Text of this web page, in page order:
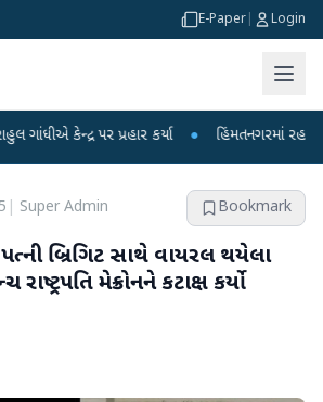
E-Paper Login
પ્રહાર કર્યા ● હિંમતનગરમાં રહસ્યમય વાયરસ કે
Super Admin Bookmark
પત્ની બ્રિગિટ સાથે વાયરલ થયેલા
રાષ્ટ્રપતિ મેક્રોનને કટાક્ષ કર્યો